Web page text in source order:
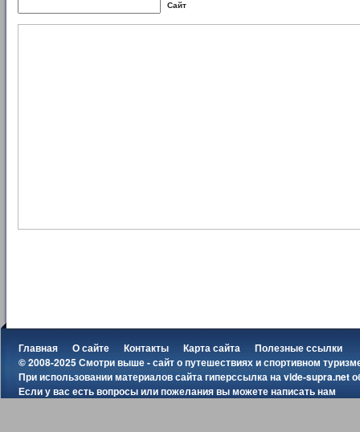
Сайт
Главная О сайте Контакты Карта сайта
Полезные ссылки
© 2008-2025 Смотри выше - сайт о путешествиях и спортивном
При использовании материалов сайта гиперссылка наvide-supra.net
Если у вас есть вопросы или пожелания вы можетенаписать нам